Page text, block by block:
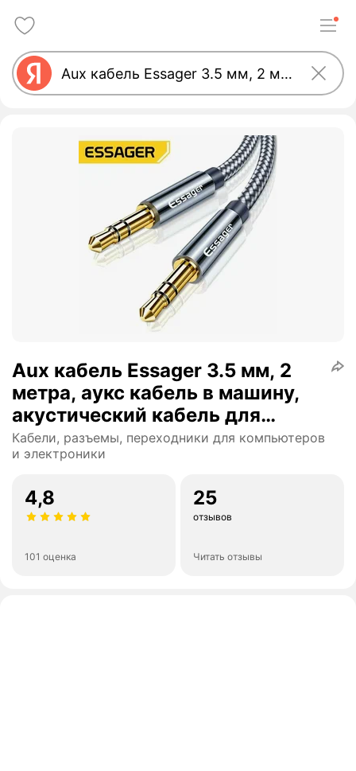
Aux кабель Essager 3.5 мм, 2
метра, аукс кабель в машину,
акустический кабель для
наушников, аудио кабель 3.5
мм (Серый)
Кабели, разъемы, переходники для компьютеров
и электроники
4,8
101 оценка
25
отзывов
Читать отзывы